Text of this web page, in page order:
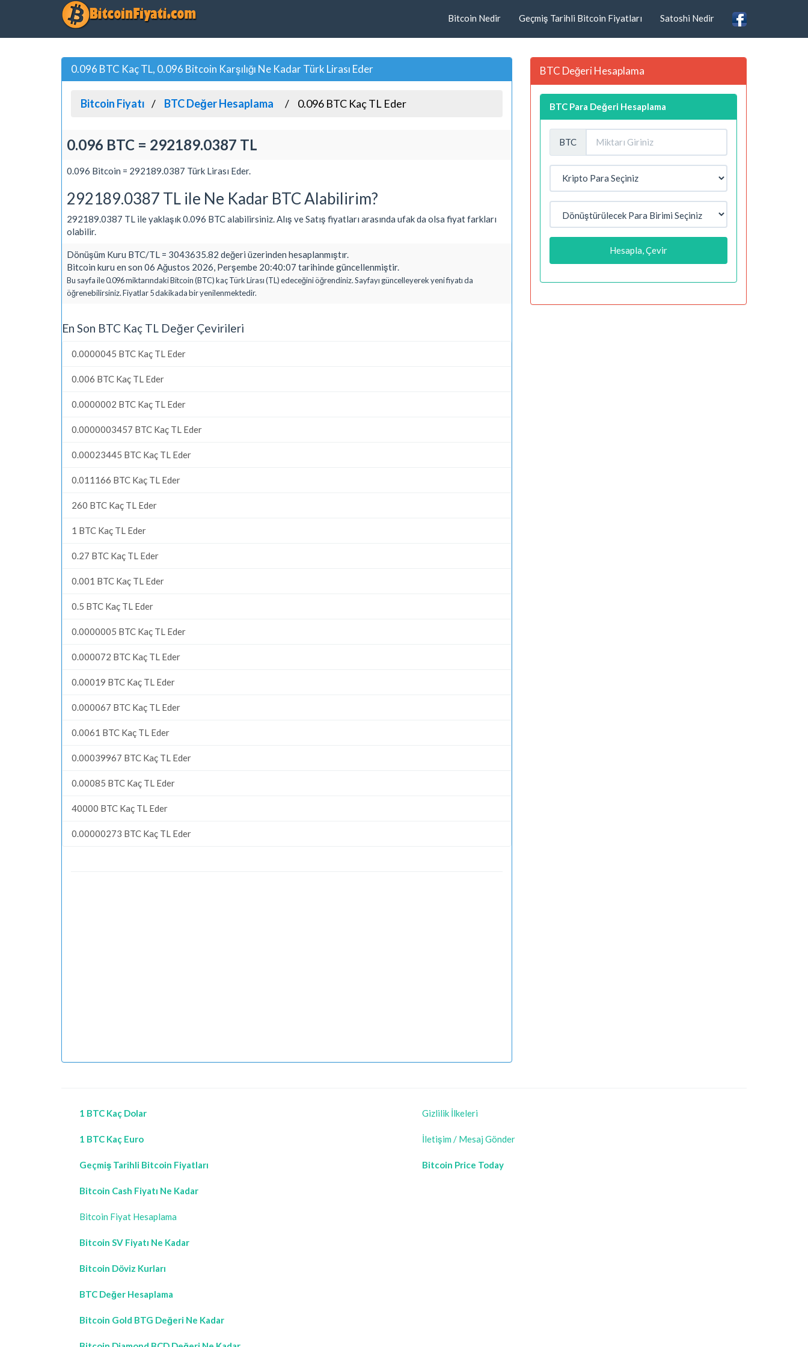
Bitcoin Nedir Geçmiş Tarihli Bitcoin Fiyatları Satoshi Nedir
0.096 BTC Kaç TL, 0.096 Bitcoin Karşılığı Ne Kadar Türk Lirası Eder
Bitcoin Fiyatı BTC Değer Hesaplama 0.096 BTC Kaç TL Eder
0.096 BTC = 292189.0387 TL
0.096 Bitcoin = 292189.0387 Türk Lirası Eder.
292189.0387 TL ile Ne Kadar BTC Alabilirim?
292189.0387 TL ile yaklaşık 0.096 BTC alabilirsiniz. Alış ve Satış fiyatları arasında ufak da olsa fiyat farkları
olabilir.
Dönüşüm Kuru BTC/TL = 3043635.82 değeri üzerinden hesaplanmıştır.
Bitcoin kuru en son 06 Ağustos 2026, Perşembe 20:40:07 tarihinde güncellenmiştir.
Bu sayfa ile 0.096 miktarındaki Bitcoin (BTC) kaç Türk Lirası (TL) edeceğini öğrendiniz. Sayfayı güncelleyerek yeni fiyatı da
öğrenebilirsiniz. Fiyatlar 5 dakikada bir yenilenmektedir.
En Son BTC Kaç TL Değer Çevirileri
0.0000045 BTC Kaç TL Eder
0.006 BTC Kaç TL Eder
0.0000002 BTC Kaç TL Eder
0.0000003457 BTC Kaç TL Eder
0.00023445 BTC Kaç TL Eder
0.011166 BTC Kaç TL Eder
260 BTC Kaç TL Eder
1 BTC Kaç TL Eder
0.27 BTC Kaç TL Eder
0.001 BTC Kaç TL Eder
0.5 BTC Kaç TL Eder
0.0000005 BTC Kaç TL Eder
0.000072 BTC Kaç TL Eder
0.00019 BTC Kaç TL Eder
0.000067 BTC Kaç TL Eder
0.0061 BTC Kaç TL Eder
0.00039967 BTC Kaç TL Eder
0.00085 BTC Kaç TL Eder
40000 BTC Kaç TL Eder
0.00000273 BTC Kaç TL Eder
BTC Değeri Hesaplama
BTC Para Değeri Hesaplama
BTC
Hesapla, Çevir
1 BTC Kaç Dolar
1 BTC Kaç Euro
Geçmiş Tarihli Bitcoin Fiyatları
Bitcoin Cash Fiyatı Ne Kadar
Bitcoin Fiyat Hesaplama
Bitcoin SV Fiyatı Ne Kadar
Bitcoin Döviz Kurları
BTC Değer Hesaplama
Bitcoin Gold BTG Değeri Ne Kadar
Gizlilik İlkeleri
İletişim / Mesaj Gönder
Bitcoin Price Today